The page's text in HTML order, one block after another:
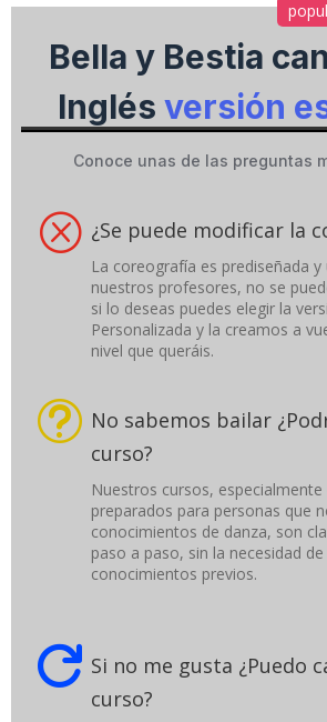
g
Bella y Bestia
Inglés versión
Conoce unas de las preguntas
Q ¿Se puede modificar la
La coreografía es prediseñada
nuestros profesores, no se
si lo deseas puedes elegir la
Personalizada y la creamos a
nivel que queráis.
t No sabemos bailar
curso?
Nuestros cursos, especialmente
preparados para personas que
conocimientos de danza, son
paso a paso, sin la necesidad
conocimientos previos.
 Si no me gusta ¿Puedo
curso?